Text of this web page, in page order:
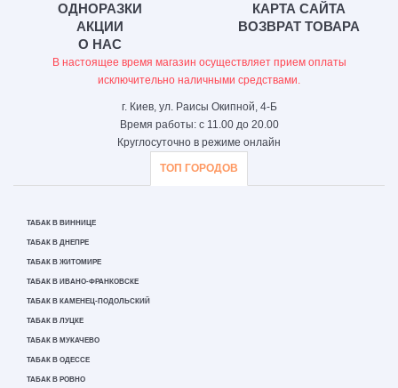
ОДНОРАЗКИ
АКЦИИ
О НАС
КАРТА САЙТА
ВОЗВРАТ ТОВАРА
В настоящее время магазин осуществляет прием оплаты
исключительно наличными средствами.
г. Киев, ул. Раисы Окипной, 4-Б
Время работы: с 11.00 до 20.00
Круглосуточно в режиме онлайн
ТОП ГОРОДОВ
ТАБАК В ВИННИЦЕ
ТАБАК В ДНЕПРЕ
ТАБАК В ЖИТОМИРЕ
ТАБАК В ИВАНО-ФРАНКОВСКЕ
ТАБАК В КАМЕНЕЦ-ПОДОЛЬСКИЙ
ТАБАК В ЛУЦКЕ
ТАБАК В МУКАЧЕВО
ТАБАК В ОДЕССЕ
ТАБАК В РОВНО